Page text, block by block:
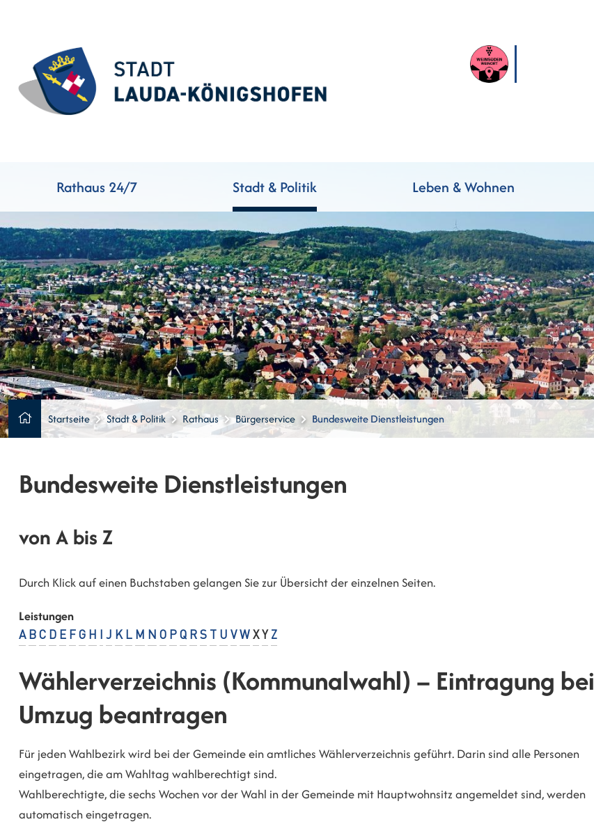
Rathaus 24/7 Stadt & Politik Leben & Wohnen
Startseite Stadt & Politik Rathaus Bürgerservice Bundesweite Dienstleistungen
Bundesweite Dienstleistungen
von A bis Z
Durch Klick auf einen Buchstaben gelangen Sie zur Übersicht der einzelnen Seiten.
Leistungen
A B C D E F G H J K L M N O P Q R S U V W X Y Z
Wählerverzeichnis (Kommunalwahl) – Eintragung bei
Umzug beantragen
Für jeden Wahlbezirk wird bei der Gemeinde ein amtliches Wählerverzeichnis geführt. Darin sind alle Personen
eingetragen, die am Wahltag wahlberechtigt sind.
Wahlberechtigte, die sechs Wochen vor der Wahl in der Gemeinde mit Hauptwohnsitz angemeldet sind, werden
automatisch eingetragen.